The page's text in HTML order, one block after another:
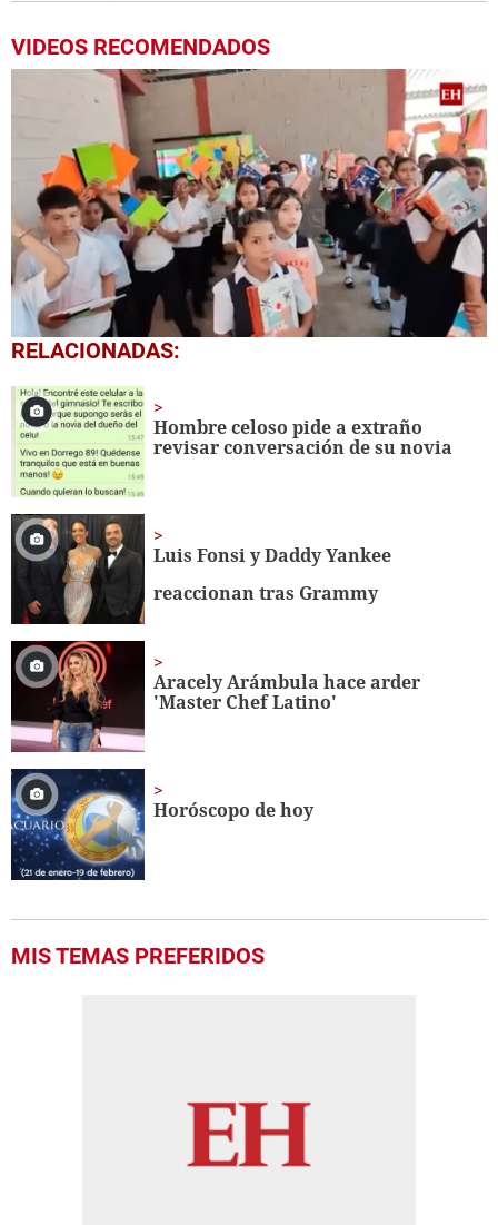
VIDEOS RECOMENDADOS
0
seconds
1
minute,
56
seconds
RELACIONADAS:
Hombre celoso pide a extraño
revisar conversación de su novia
Luis Fonsi y Daddy Yankee
reaccionan tras Grammy
Aracely Arámbula hace arder
'Master Chef Latino'
Horóscopo de hoy
MIS TEMAS PREFERIDOS